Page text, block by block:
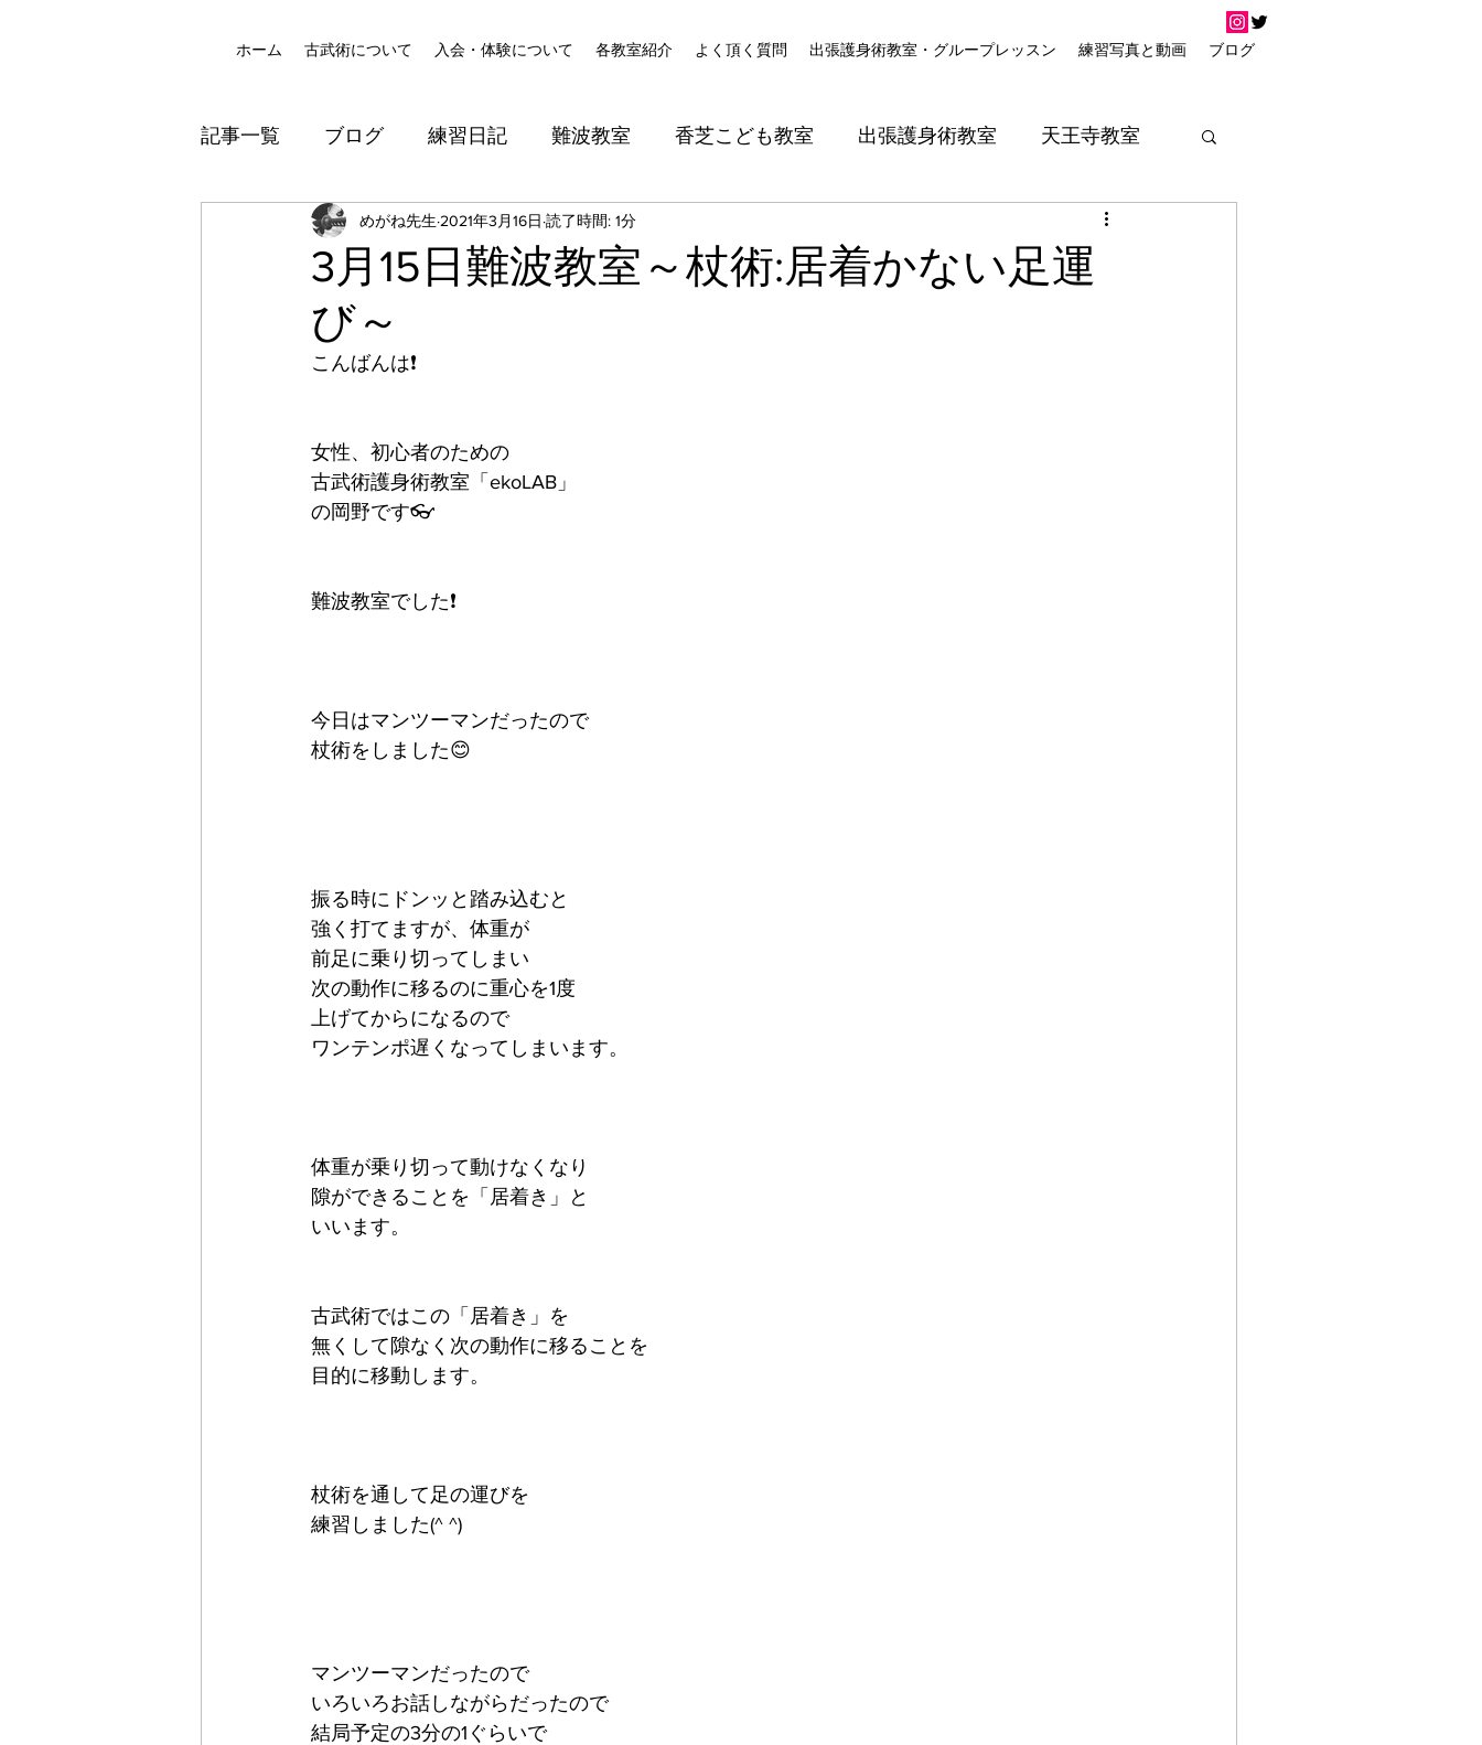
ホーム 古武術について 入会・体験について 各教室紹介 よく頂く質問 出張護身術教室・グループレッスン 練習写真と動画 ブログ
記事一覧 ブログ 練習日記 難波教室 香芝こども教室 出張護身術教室 天王寺教室
八尾道場 防犯
3月15日難波教室～杖術:居着かない足運
び～
めがね先生 2021年3月16日 読了時間: 1分
こんばんは❗️
女性、初心者のための
古武術護身術教室「ekoLAB」
の岡野です👓
難波教室でした❗️
今日はマンツーマンだったので
杖術をしました😊
振る時にドンッと踏み込むと
強く打てますが、体重が
前足に乗り切ってしまい
次の動作に移るのに重心を1度
上げてからになるので
ワンテンポ遅くなってしまいます。
体重が乗り切って動けなくなり
隙ができることを「居着き」と
いいます。
古武術ではこの「居着き」を
無くして隙なく次の動作に移ることを
目的に移動します。
杖術を通して足の運びを
練習しました(^ ^)
マンツーマンだったので
いろいろお話しながらだったので
結局予定の3分の1ぐらいで